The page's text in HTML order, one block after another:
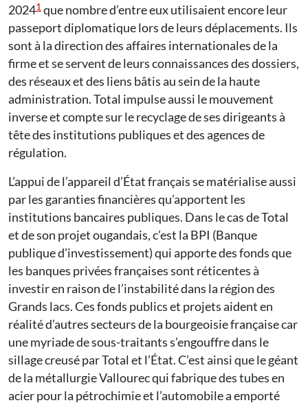
20241 que nombre d’entre eux utilisaient encore leur
passeport diplomatique lors de leurs déplacements. Ils
sont à la direction des affaires internationales de la
firme et se servent de leurs connaissances des dossiers,
des réseaux et des liens bâtis au sein de la haute
administration. Total impulse aussi le mouvement
inverse et compte sur le recyclage de ses dirigeants à
tête des institutions publiques et des agences de
régulation.
L’appui de l’appareil d’État français se matérialise aussi
par les garanties financières qu’apportent les
institutions bancaires publiques. Dans le cas de Total
et de son projet ougandais, c’est la BPI (Banque
publique d’investissement) qui apporte des fonds que
les banques privées françaises sont réticentes à
investir en raison de l’instabilité dans la région des
Grands lacs. Ces fonds publics et projets aident en
réalité d’autres secteurs de la bourgeoisie française car
une myriade de sous-traitants s’engouffre dans le
sillage creusé par Total et l’État. C’est ainsi que le géant
de la métallurgie Vallourec qui fabrique des tubes en
acier pour la pétrochimie et l’automobile a emporté